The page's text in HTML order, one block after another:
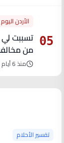
05
الأردن اليوم
من
منذ 6 أيام
تفسير الأحلام